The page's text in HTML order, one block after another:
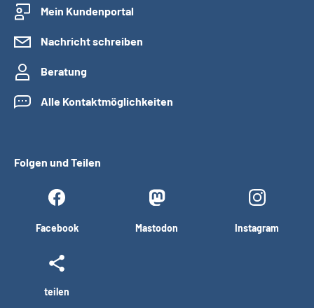
Mein Kundenportal
Nachricht schreiben
Beratung
Alle Kontaktmöglichkeiten
Folgen und Teilen
Facebook Mastodon Instagram
teilen